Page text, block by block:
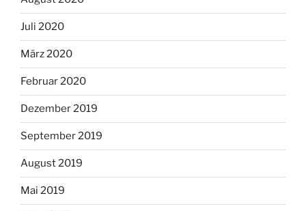
Juli 2020
März 2020
Februar 2020
Dezember 2019
September 2019
August 2019
Mai 2019